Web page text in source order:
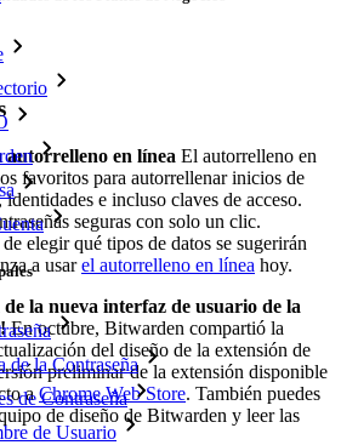
de la Contraseña
de Contraseña
de Usuario
autorrelleno en línea El autorrelleno en
favoritos para autorrellenar inicios de
e incluso claves de acceso.
seguras con solo un clic.
elegir qué tipos de datos se sugerirán
a usarel autorrelleno en línea hoy.
la nueva interfaz de usuario de la
En octubre, Bitwarden compartió la
del diseño de la extensión de
preliminar de la extensión disponible
aChrome Web Store. También puedes
de diseño de Bitwarden y leer las